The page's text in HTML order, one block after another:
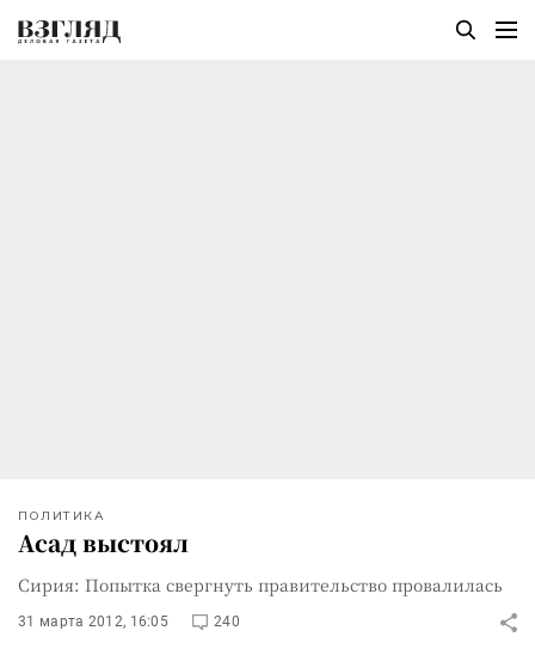
ПОЛИТИКА
Асад выстоял
Сирия: Попытка свергнуть правительство провалилась
31 марта 2012, 16:05 240